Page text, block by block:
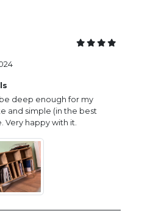
deep enough for my
and simple (in the best
Very happy with it.